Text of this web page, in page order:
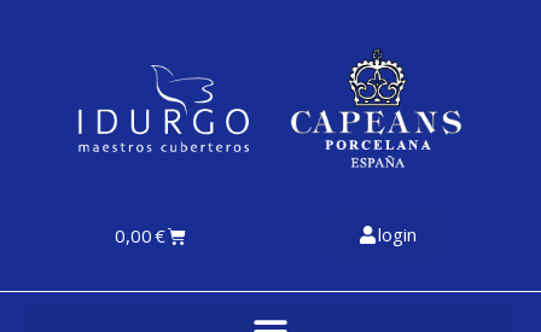
0,00€ login